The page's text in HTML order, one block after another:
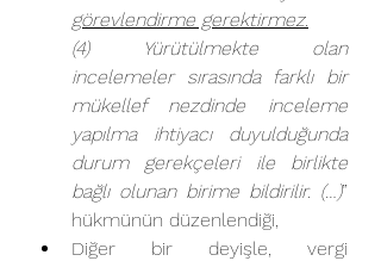
görevlendirme gerektirmez.
(4) Yürütülmekte olan
incelemeler sırasında farklı bir
mükellef nezdinde inceleme
yapılma ihtiyacı duyulduğunda
durum gerekçeleri ile birlikte
bağlı olunan birime bildirilir. (…)”
hükmünün düzenlendiği,
Diğer bir deyişle, vergi